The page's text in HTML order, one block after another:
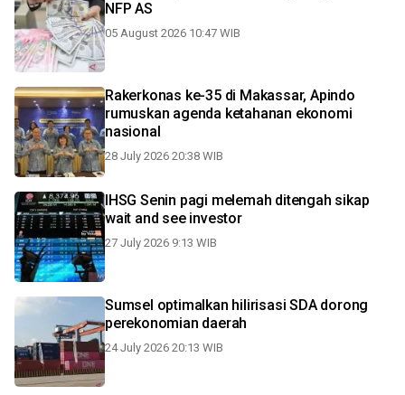
NFP AS
05 August 2026 10:47 WIB
Rakerkonas ke-35 di Makassar, Apindo
rumuskan agenda ketahanan ekonomi
nasional
28 July 2026 20:38 WIB
IHSG Senin pagi melemah ditengah sikap
wait and see investor
27 July 2026 9:13 WIB
Sumsel optimalkan hilirisasi SDA dorong
perekonomian daerah
24 July 2026 20:13 WIB